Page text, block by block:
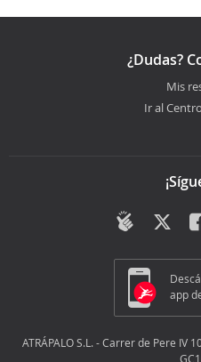
¿Dudas?
Mis
Ir al
app
ATRÁPALO S.L. - Carrer de Pere IV